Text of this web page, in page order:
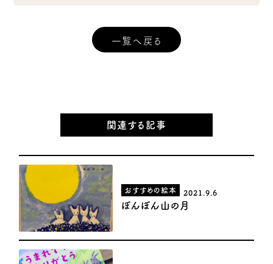
一覧へ戻る
関連する記事
おすすめの絵本 2021.9.6
ぽんぽん山の月